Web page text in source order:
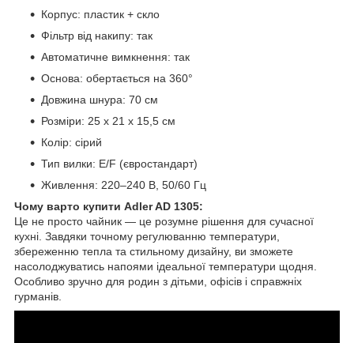
Корпус: пластик + скло
Фільтр від накипу: так
Автоматичне вимкнення: так
Основа: обертається на 360°
Довжина шнура: 70 см
Розміри: 25 x 21 x 15,5 см
Колір: сірий
Тип вилки: E/F (євростандарт)
Живлення: 220–240 В, 50/60 Гц
Чому варто купити Adler AD 1305:
Це не просто чайник — це розумне рішення для сучасної
кухні. Завдяки точному регулюванню температури,
збереженню тепла та стильному дизайну, ви зможете
насолоджуватись напоями ідеальної температури щодня.
Особливо зручно для родин з дітьми, офісів і справжніх
гурманів.